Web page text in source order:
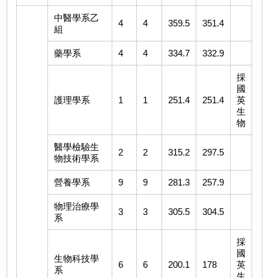
中醫學系乙
組
4 4 359.5 351.4
藥學系 4 4 334.7 332.9
護理學系 1 1 251.4 251.4
採
國
英
生
物
醫學檢驗生
物技術學系
2 2 315.2 297.5
營養學系 9 9 281.3 257.9
物理治療學
系
3 3 305.5 304.5
生物科技學
系
6 6 200.1 178
採
國
英